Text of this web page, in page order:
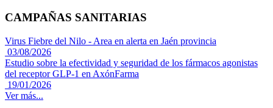
CAMPAÑAS SANITARIAS
Virus Fiebre del Nilo - Area en alerta en Jaén provincia
03/08/2026
Estudio sobre la efectividad y seguridad de los fármacos agonistas
del receptor GLP-1 en AxónFarma
19/01/2026
Ver más...